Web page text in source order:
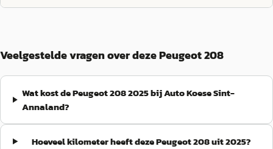
Veelgestelde vragen over deze Peugeot 208
Wat kost de Peugeot 208 2025 bij Auto Koese Sint-
Annaland?
Hoeveel kilometer heeft deze Peugeot 208 uit 2025?